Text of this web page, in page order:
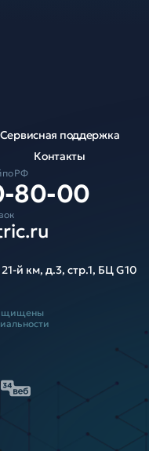
Сервисная поддержка
Контакты
по РФ
80-00
й км, д.3, стр.1, БЦ G10